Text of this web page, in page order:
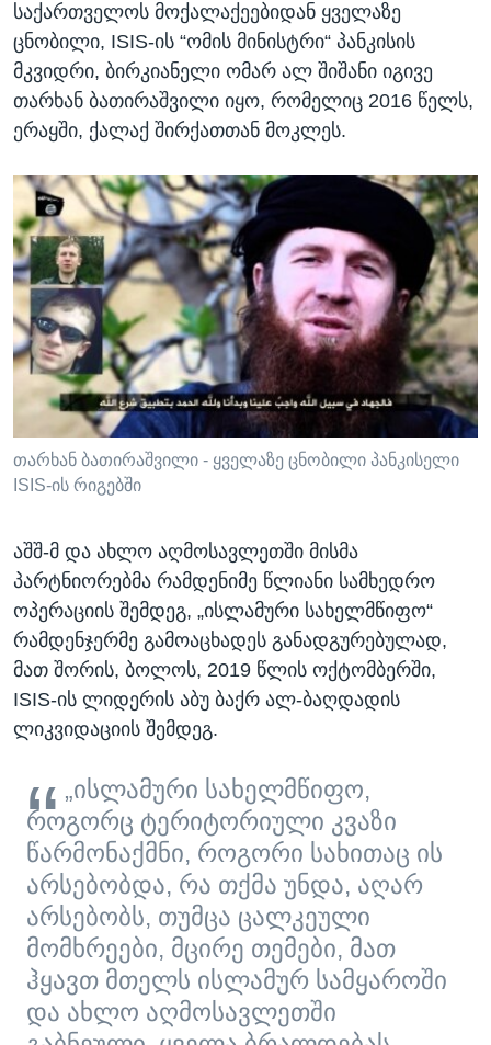
საქართველოს მოქალაქეებიდან ყველაზე
ცნობილი, ISIS-ის “ომის მინისტრი“ პანკისის
მკვიდრი, ბირკიანელი ომარ ალ შიშანი იგივე
თარხან ბათირაშვილი იყო, რომელიც 2016 წელს,
ერაყში, ქალაქ შირქათთან მოკლეს.
თარხან ბათირაშვილი - ყველაზე ცნობილი პანკისელი
ISIS-ის რიგებში
აშშ-მ და ახლო აღმოსავლეთში მისმა
პარტნიორებმა რამდენიმე წლიანი სამხედრო
ოპერაციის შემდეგ, „ისლამური სახელმწიფო“
რამდენჯერმე გამოაცხადეს განადგურებულად,
მათ შორის, ბოლოს, 2019 წლის ოქტომბერში,
ISIS-ის ლიდერის აბუ ბაქრ ალ-ბაღდადის
ლიკვიდაციის შემდეგ.
„ისლამური სახელმწიფო,
როგორც ტერიტორიული კვაზი
წარმონაქმნი, როგორი სახითაც ის
არსებობდა, რა თქმა უნდა, აღარ
არსებობს, თუმცა ცალკეული
მომხრეები, მცირე თემები, მათ
ჰყავთ მთელს ისლამურ სამყაროში
და ახლო აღმოსავლეთში